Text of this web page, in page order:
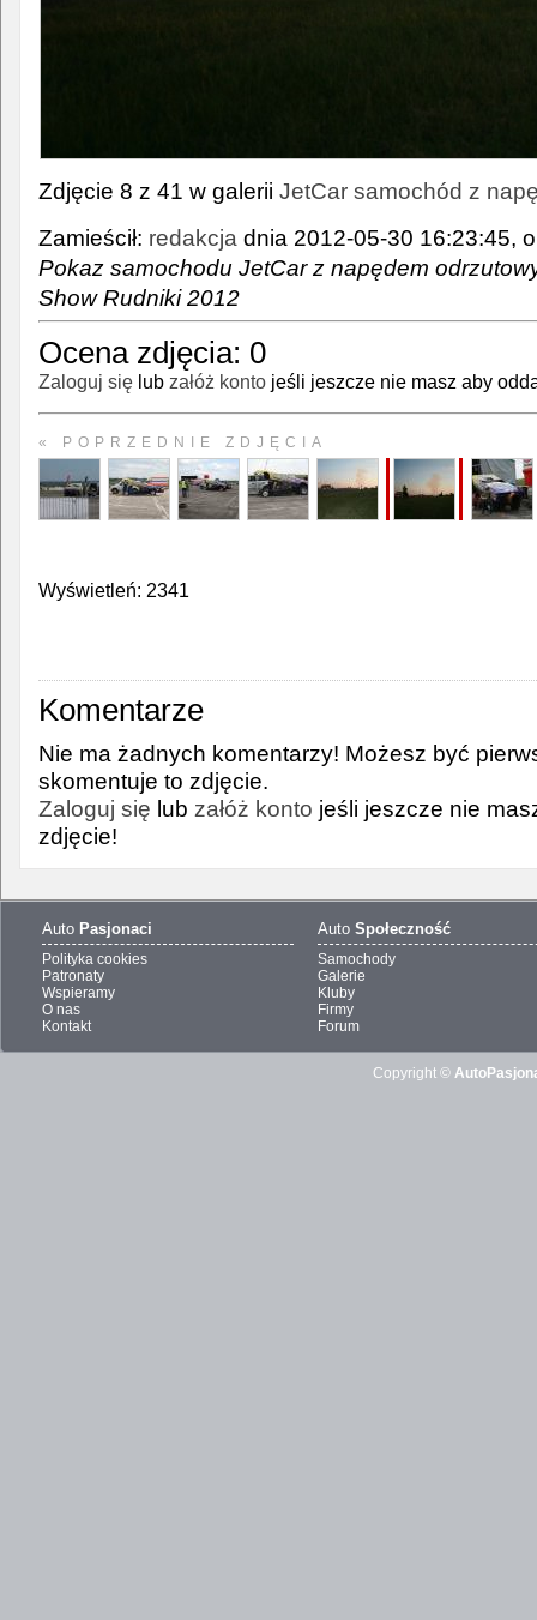
Zdjęcie 8 z 41 w galerii JetCar samochód z
Zamieścił: redakcja dnia 2012-05-30 16:23:45,
Pokaz samochodu JetCar z napędem
Show Rudniki 2012
Ocena zdjęcia: 0
Zaloguj się lub załóż konto jeśli jeszcze nie masz aby
« POPRZEDNIE ZDJĘCIA
Wyświetleń: 2341
Komentarze
Nie ma żadnych komentarzy! Możesz być
skomentuje to zdjęcie.
Zaloguj się lub załóż konto jeśli jeszcze nie
zdjęcie!
Auto Pasjonaci
Polityka cookies
Patronaty
Wspieramy
O nas
Kontakt
Auto Społeczność
Samochody
Galerie
Kluby
Firmy
Forum
Copyright ©